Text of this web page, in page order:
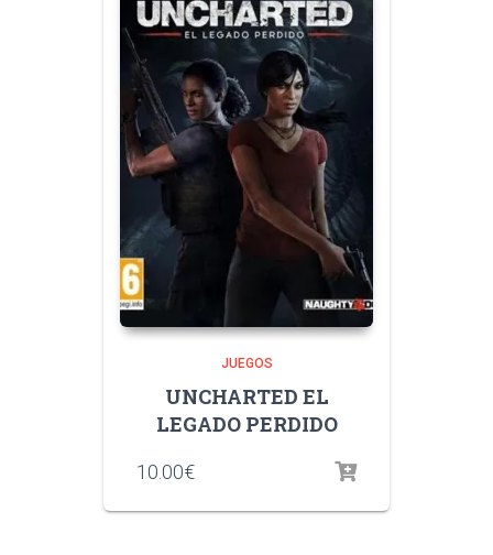
JUEGOS
UNCHARTED EL
LEGADO PERDIDO
10.00€